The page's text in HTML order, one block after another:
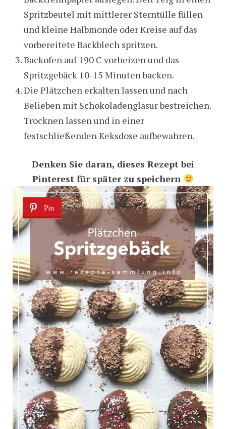
Spritzbeutel mit mittlerer Sterntülle füllen
und kleine Halbmonde oder Kreise auf das
vorbereitete Backblech spritzen.
Backofen auf 190 C vorheizen und das
Spritzgebäck 10-15 Minuten backen.
Die Plätzchen erkalten lassen und nach
Belieben mit Schokoladenglasur bestreichen.
Trocknen lassen und in einer
festschließenden Keksdose aufbewahren.
Denken Sie daran, dieses Rezept bei
Pinterest für später zu speichern
Pin